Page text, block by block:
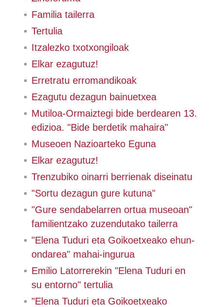
Familia tailerra
Tertulia
Itzalezko txotxongiloak
Elkar ezagutuz!
Erretratu erromandikoak
Ezagutu dezagun bainuetxea
Mutiloa-Ormaiztegi bide berdearen 13.
edizioa. "Bide berdetik mahaira"
Museoen Nazioarteko Eguna
Elkar ezagutuz!
Trenzubiko oinarri berrienak diseinatu
"Sortu dezagun gure kutuna"
"Gure sendabelarren ortua museoan"
familientzako zuzendutako tailerra
"Elena Tuduri eta Goikoetxeako ehun-
ondarea" mahai-ingurua
Emilio Latorrerekin "Elena Tuduri en
su entorno" tertulia
"Elena Tuduri eta Goikoetxeako